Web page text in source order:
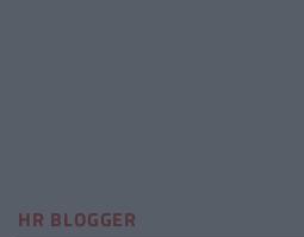
HR BLOGGER